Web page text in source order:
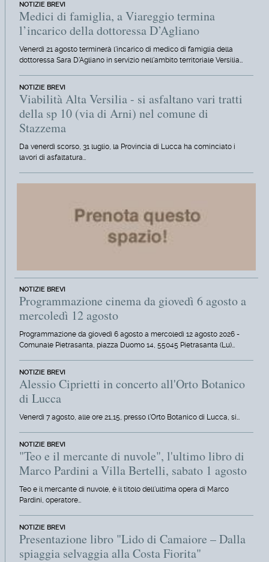
NOTIZIE BREVI
Medici di famiglia, a Viareggio termina
l’incarico della dottoressa D’Agliano
Venerdì 21 agosto terminerà l'incarico di medico di famiglia della
dottoressa Sara D'Agliano in servizio nell'ambito territoriale Versilia…
NOTIZIE BREVI
Viabilità Alta Versilia - si asfaltano vari tratti
della sp 10 (via di Arni) nel comune di
Stazzema
Da venerdì scorso, 31 luglio, la Provincia di Lucca ha cominciato i
lavori di asfaltatura…
NOTIZIE BREVI
Programmazione cinema da giovedì 6 agosto a
mercoledì 12 agosto
Programmazione da giovedì 6 agosto a mercoledì 12 agosto 2026 -
Comunale Pietrasanta, piazza Duomo 14, 55045 Pietrasanta (Lu)…
NOTIZIE BREVI
Alessio Ciprietti in concerto all'Orto Botanico
di Lucca
Venerdì 7 agosto, alle ore 21,15, presso l'Orto Botanico di Lucca, si…
NOTIZIE BREVI
"Teo e il mercante di nuvole", l'ultimo libro di
Marco Pardini a Villa Bertelli, sabato 1 agosto
Teo e il mercante di nuvole, è il titolo dell'ultima opera di Marco
Pardini, operatore…
NOTIZIE BREVI
Presentazione libro "Lido di Camaiore – Dalla
spiaggia selvaggia alla Costa Fiorita"